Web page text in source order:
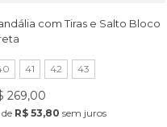
com Tiras e Salto Bloco
41 42 43
269,00
de R$ 53,80 sem juros